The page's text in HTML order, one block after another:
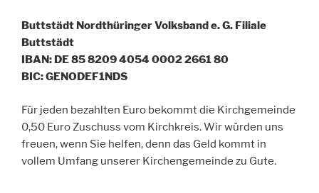
Buttstädt Nordthüringer Volksband e. G. Filiale
Buttstädt
IBAN: DE 85 8209 4054 0002 2661 80
BIC: GENODEF1NDS
Für jeden bezahlten Euro bekommt die Kirchgemeinde
0,50 Euro Zuschuss vom Kirchkreis. Wir würden uns
freuen, wenn Sie helfen, denn das Geld kommt in
vollem Umfang unserer Kirchengemeinde zu Gute.